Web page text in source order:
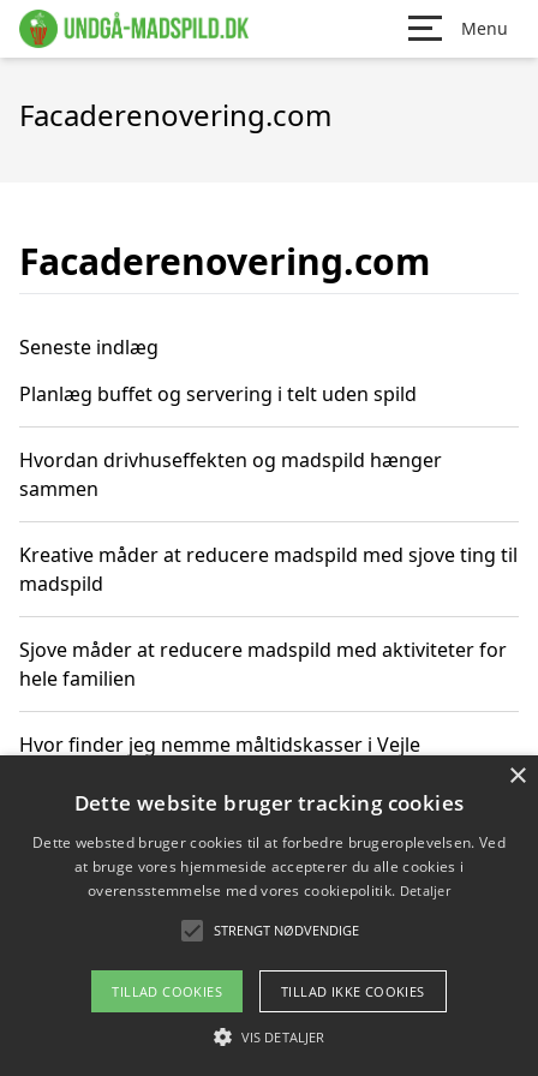
Menu
Facaderenovering.com
Facaderenovering.com
Seneste indlæg
Planlæg buffet og servering i telt uden spild
Hvordan drivhuseffekten og madspild hænger
sammen
Kreative måder at reducere madspild med sjove ting til
madspild
Sjove måder at reducere madspild med aktiviteter for
hele familien
Hvor finder jeg nemme måltidskasser i Vejle
Copyright 2026 - Pilanto Aps
Om / kontakt
Blog Betingelser
×
Dette website bruger tracking cookies
Dette websted bruger cookies til at forbedre brugeroplevelsen. Ved
at bruge vores hjemmeside accepterer du alle cookies i
overensstemmelse med vores cookiepolitik. Detaljer
STRENGT NØDVENDIGE
TILLAD COOKIES TILLAD IKKE COOKIES
VIS DETALJER